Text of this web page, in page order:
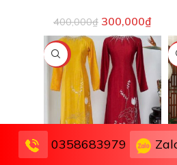
400,000₫ 300,000₫
-25%
Áo Dài Bà Sui Màu
0358683979